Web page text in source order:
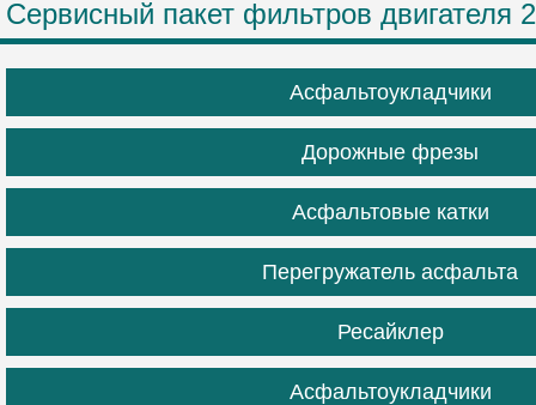
Сервисный пакет фильтров двигателя
Асфальтоукладчики
Дорожные фрезы
Асфальтовые катки
Перегружатель асфальта
Ресайклер
Асфальтоукладчики